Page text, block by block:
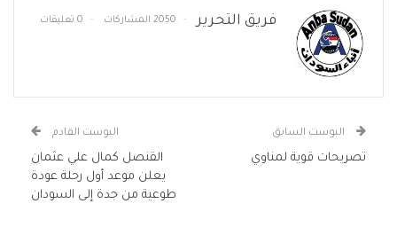
فريق التحرير 2050 المشاركات 0 تعليقات
البوست السابق
تصريحات قوية لمناوي
البوست القادم
القنصل كمال علي عثمان
يعلن موعد أول رحلة عودة
طوعية من جدة إلى السودان